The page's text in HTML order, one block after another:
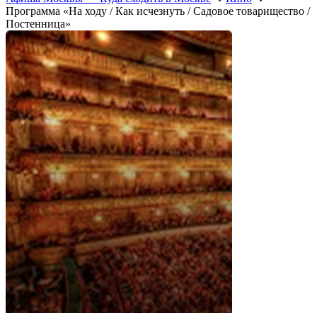
Программа «На ходу / Как исчезнуть / Садовое товарищество /
Постенница»